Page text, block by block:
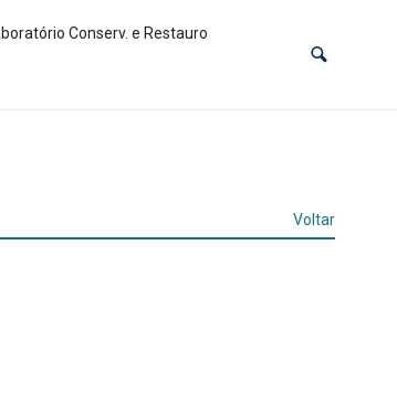
Conserv. e Restauro
Voltar